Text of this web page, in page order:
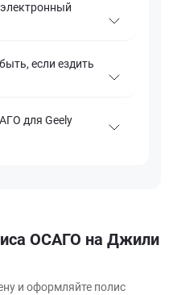
если ездить
для Geely
ОСАГО на Джили
и оформляйте полис